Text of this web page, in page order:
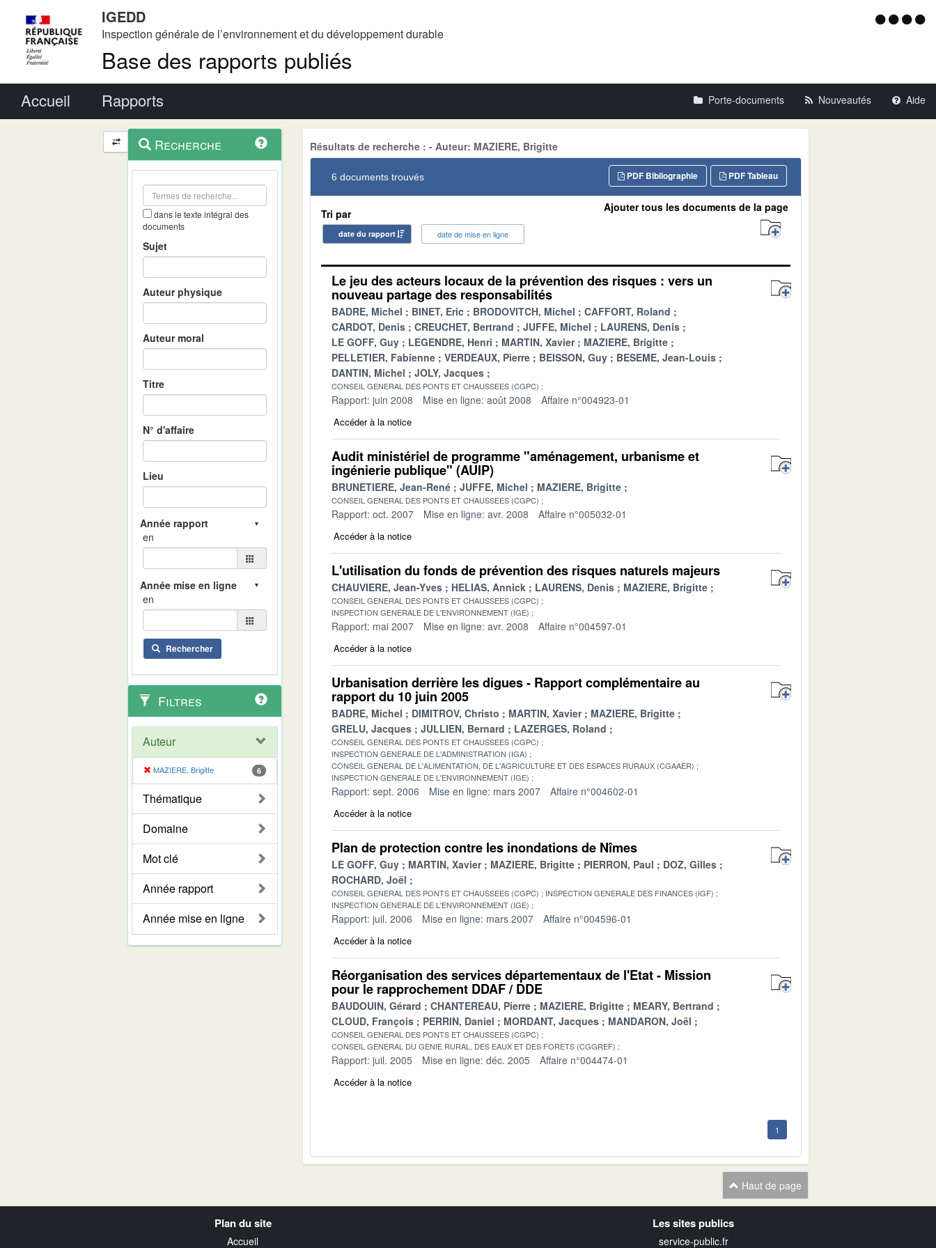
IGEDD
Inspection générale de l’environnement et du développement durable
Base des rapports publiés
Menu
Accueil Rapports Porte-documents Nouveautés Aide
Navigation
et
outils
contextuel
Recherche
dans le texte intégral des
documents
Sujet
Auteur physique
Auteur moral
Titre
N° d'affaire
Lieu
en
en
Rechercher
Filtres
Auteur
MAZIERE, Brigitte 6
Thématique
Domaine
Mot clé
Année rapport
Année mise en ligne
Résultats de recherche : - Auteur: MAZIERE, Brigitte
6 documents trouvés PDF Tableau
PDF Bibliographie
Tri par
date du rapport date de mise en ligne
Ajouter tous les documents de la page
Le jeu des acteurs locaux de la prévention des risques : vers un
nouveau partage des responsabilités
BADRE, Michel BINET, Eric BRODOVITCH, Michel
CAFFORT, Roland
CARDOT, Denis
CREUCHET, Bertrand JUFFE, Michel
LAURENS, Denis
LE GOFF, Guy
LEGENDRE, Henri MARTIN, Xavier
MAZIERE, Brigitte
PELLETIER, Fabienne
VERDEAUX, Pierre BEISSON, Guy
BESEME, Jean-Louis
DANTIN, Michel
JOLY, Jacques
CONSEIL GENERAL DES PONTS ET CHAUSSEES (CGPC)
Rapport: juin 2008 Mise en ligne: août 2008 Affaire n°004923-01
Accéder à la notice
Audit ministériel de programme "aménagement, urbanisme et
ingénierie publique" (AUIP)
BRUNETIERE, Jean-René JUFFE, Michel MAZIERE, Brigitte
CONSEIL GENERAL DES PONTS ET CHAUSSEES (CGPC)
Rapport: oct. 2007 Mise en ligne: avr. 2008 Affaire n°005032-01
Accéder à la notice
L'utilisation du fonds de prévention des risques naturels majeurs
CHAUVIERE, Jean-Yves HELIAS, Annick LAURENS, Denis MAZIERE, Brigitte
CONSEIL GENERAL DES PONTS ET CHAUSSEES (CGPC)
INSPECTION GENERALE DE L'ENVIRONNEMENT (IGE)
Rapport: mai 2007 Mise en ligne: avr. 2008 Affaire n°004597-01
Accéder à la notice
Urbanisation derrière les digues - Rapport complémentaire au
rapport du 10 juin 2005
BADRE, Michel DIMITROV, Christo MARTIN, Xavier
MAZIERE, Brigitte
GRELU, Jacques
JULLIEN, Bernard LAZERGES, Roland
CONSEIL GENERAL DES PONTS ET CHAUSSEES (CGPC)
INSPECTION GENERALE DE L'ADMINISTRATION (IGA)
CONSEIL GENERAL DE L'ALIMENTATION, DE L'AGRICULTURE ET DES ESPACES RURAUX (CGAAER)
INSPECTION GENERALE DE L'ENVIRONNEMENT (IGE)
Rapport: sept. 2006 Mise en ligne: mars 2007 Affaire n°004602-01
Accéder à la notice
Plan de protection contre les inondations de Nîmes
LE GOFF, Guy MARTIN, Xavier MAZIERE, Brigitte PIERRON, Paul
DOZ, Gilles
ROCHARD, Joël
CONSEIL GENERAL DES PONTS ET CHAUSSEES (CGPC)
INSPECTION GENERALE DES FINANCES (IGF)
INSPECTION GENERALE DE L'ENVIRONNEMENT (IGE)
Rapport: juil. 2006 Mise en ligne: mars 2007 Affaire n°004596-01
Accéder à la notice
Réorganisation des services départementaux de l'Etat - Mission
pour le rapprochement DDAF / DDE
BAUDOUIN, Gérard CHANTEREAU, Pierre MAZIERE, Brigitte
MEARY, Bertrand
CLOUD, François
PERRIN, Daniel MORDANT, Jacques MANDARON, Joël
CONSEIL GENERAL DES PONTS ET CHAUSSEES (CGPC)
CONSEIL GENERAL DU GENIE RURAL, DES EAUX ET DES FORETS (CGGREF)
Rapport: juil. 2005 Mise en ligne: déc. 2005 Affaire n°004474-01
Accéder à la notice
1
Haut de page
Plan du site
Accueil
Les sites publics
service-public.fr